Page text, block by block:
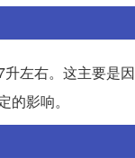
左右。这主要是
影响。